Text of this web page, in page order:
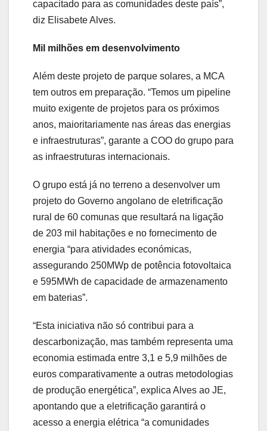
capacitado para as comunidades deste país”,
diz Elisabete Alves.
Mil milhões em desenvolvimento
Além deste projeto de parque solares, a MCA
tem outros em preparação. “Temos um pipeline
muito exigente de projetos para os próximos
anos, maioritariamente nas áreas das energias
e infraestruturas”, garante a COO do grupo para
as infraestruturas internacionais.
O grupo está já no terreno a desenvolver um
projeto do Governo angolano de eletrificação
rural de 60 comunas que resultará na ligação
de 203 mil habitações e no fornecimento de
energia “para atividades económicas,
assegurando 250MWp de potência fotovoltaica
e 595MWh de capacidade de armazenamento
em baterias”.
“Esta iniciativa não só contribui para a
descarbonização, mas também representa uma
economia estimada entre 3,1 e 5,9 milhões de
euros comparativamente a outras metodologias
de produção energética”, explica Alves ao JE,
apontando que a eletrificação garantirá o
acesso a energia elétrica “a comunidades